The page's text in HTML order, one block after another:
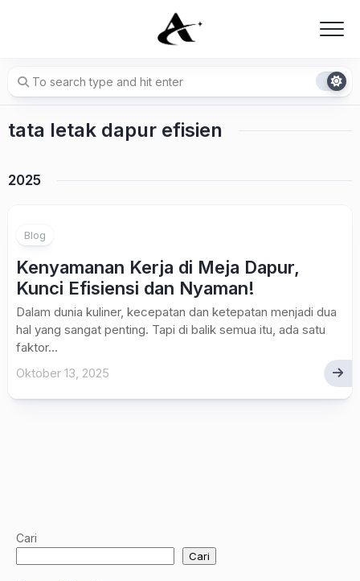
tata letak dapur efisien
2025
Blog
Kenyamanan Kerja di Meja Dapur,
Kunci Efisiensi dan Nyaman!
Dalam dunia kuliner, kecepatan dan ketepatan menjadi dua
hal yang sangat penting. Tapi di balik semua itu, ada satu
faktor...
Oktober 13, 2025
Cari
Cari